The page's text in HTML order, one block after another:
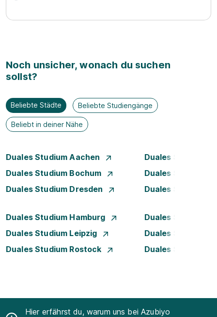
Noch unsicher, wonach du suchen
sollst?
Beliebte Städte Beliebte Studiengänge
Beliebt in deiner Nähe
Duales Studium Aachen
Duales Studium
Duales Studium Bochum
Duales Studium
Duales Studium Dresden
Duales Studium
Duales Studium Hamburg
Duales Studium
Duales Studium Leipzig
Duales Studium
Duales Studium Rostock
Duales Studium
Hier erfährst du, warum uns bei Azubiyo